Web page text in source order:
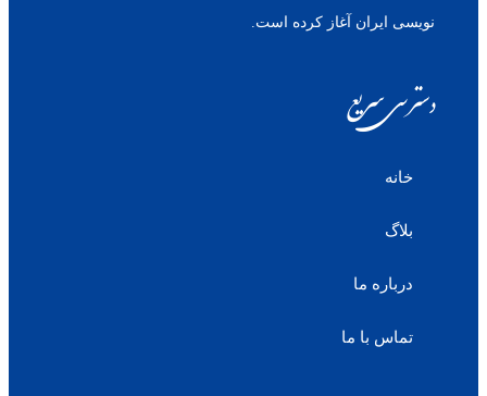
نویسی ایران آغاز کرده است.
دسترسی سریع
خانه
بلاگ
درباره ما
تماس با ما